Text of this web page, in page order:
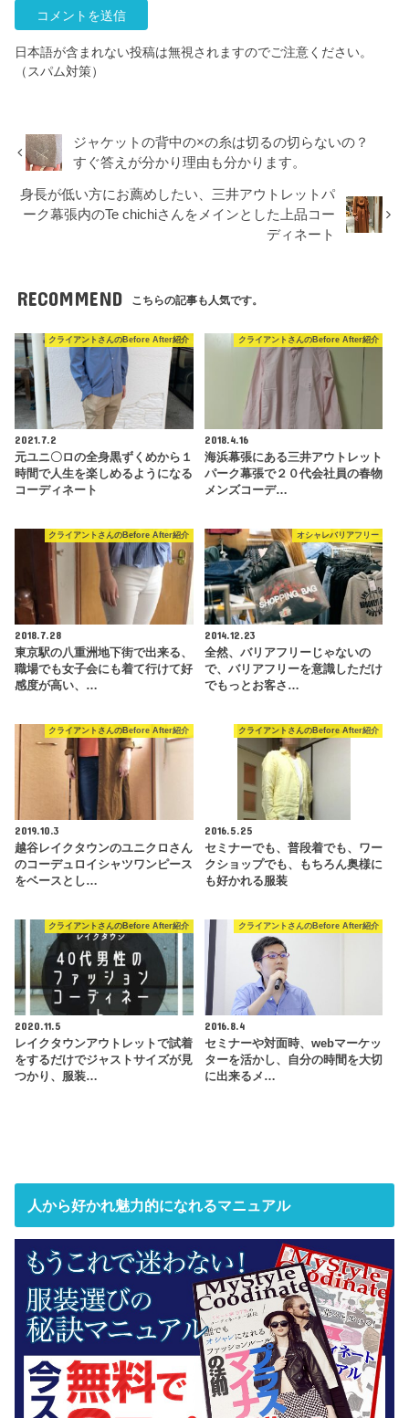
日本語が含まれない投稿は無視されますのでご注意ください。
（スパム対策）
ジャケットの背中の×の糸は切るの切らないの？
すぐ答えが分かり理由も分かります。
身長が低い方にお薦めしたい、三井アウトレットパ
ーク幕張内のTe chichiさんをメインとした上品コー
ディネート
RECOMMEND こちらの記事も人気です。
クライアントさんのBefore After紹介
2021.7.2
元ユニ〇ロの全身黒ずくめから１
時間で人生を楽しめるようになる
コーディネート
クライアントさんのBefore After紹介
2018.4.16
海浜幕張にある三井アウトレット
パーク幕張で２０代会社員の春物
メンズコーデ…
クライアントさんのBefore After紹介
2018.7.28
東京駅の八重洲地下街で出来る、
職場でも女子会にも着て行けて好
感度が高い、…
オシャレバリアフリー
2014.12.23
全然、バリアフリーじゃないの
で、バリアフリーを意識しただけ
でもっとお客さ…
クライアントさんのBefore After紹介
2019.10.3
越谷レイクタウンのユニクロさん
のコーデュロイシャツワンピース
をベースとし…
クライアントさんのBefore After紹介
2016.5.25
セミナーでも、普段着でも、ワー
クショップでも、もちろん奥様に
も好かれる服装
クライアントさんのBefore After紹介
2020.11.5
レイクタウンアウトレットで試着
をするだけでジャストサイズが見
つかり、服装…
クライアントさんのBefore After紹介
2016.8.4
セミナーや対面時、webマーケッ
ターを活かし、自分の時間を大切
に出来るメ…
人から好かれ魅力的になれるマニュアル